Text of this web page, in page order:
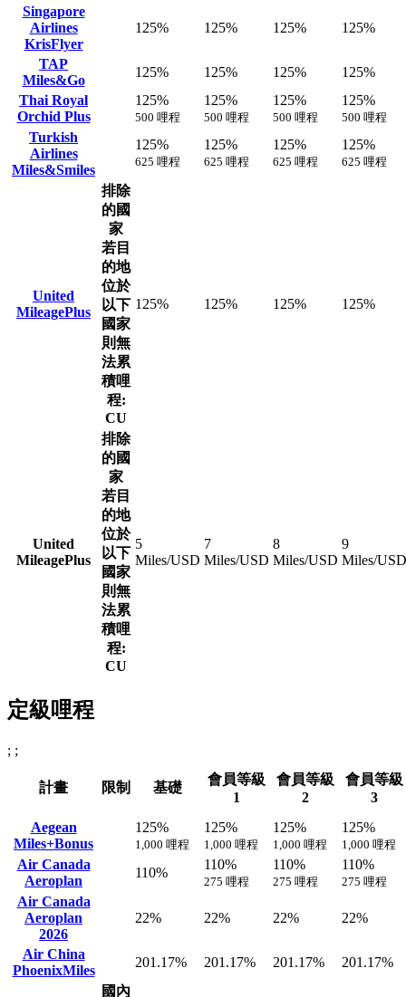
Singapore
Airlines
KrisFlyer
125% 125% 125% 125%
TAP
Miles&Go
125% 125% 125%
125%
Thai Royal
Orchid Plus
125%
500 哩程
125%
500 哩程
125%
500 哩程
125%
500 哩程
Turkish
Airlines
Miles&Smiles
125%
625 哩程
125%
625 哩程
125%
625 哩程
125%
625 哩程
United
MileagePlus
排除
的國
家
若目
的地
位於
以下
國家
則無
法累
積哩
程:
CU
125% 125% 125% 125%
United
MileagePlus
排除
的國
家
若目
的地
位於
以下
國家
則無
法累
積哩
程:
CU
5
Miles/USD
7
Miles/USD
8
Miles/USD
9
Miles/USD
定級哩程
; ;
計畫 限制 基礎
會員等級
1
會員等級
2
會員等級
3
Aegean
Miles+Bonus
125%
1,000 哩程
125%
1,000 哩程
125%
1,000 哩程
125%
1,000 哩程
Air Canada
Aeroplan
110%
110%
275 哩程
110%
275 哩程
110%
275 哩程
Air Canada
Aeroplan
2026
22% 22% 22% 22%
Air China
PhoenixMiles
201.17% 201.17% 201.17%
201.17%
國內